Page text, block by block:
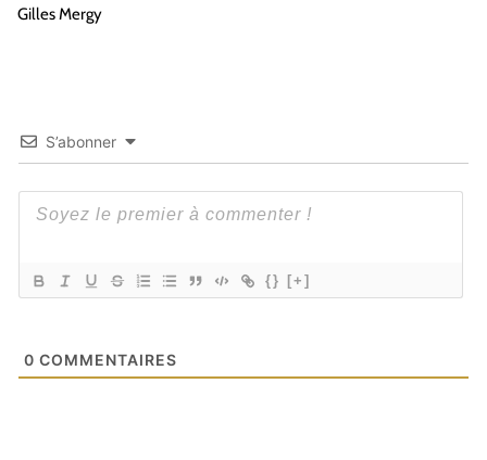
Gilles Mergy
S’abonner
{} [+]
0 COMMENTAIRES